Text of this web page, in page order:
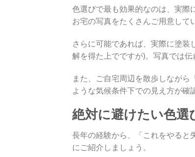
色選びで最も効果的なのは、実際
お宅の写真をたくさんご用意して
さらに可能であれば、実際に塗装
解を得た上でですが)。写真では
また、ご自宅周辺を散歩しながら
ような気候条件下での見え方が確
絶対に避けたい色選
長年の経験から、「これをやると
にご紹介しましょう。